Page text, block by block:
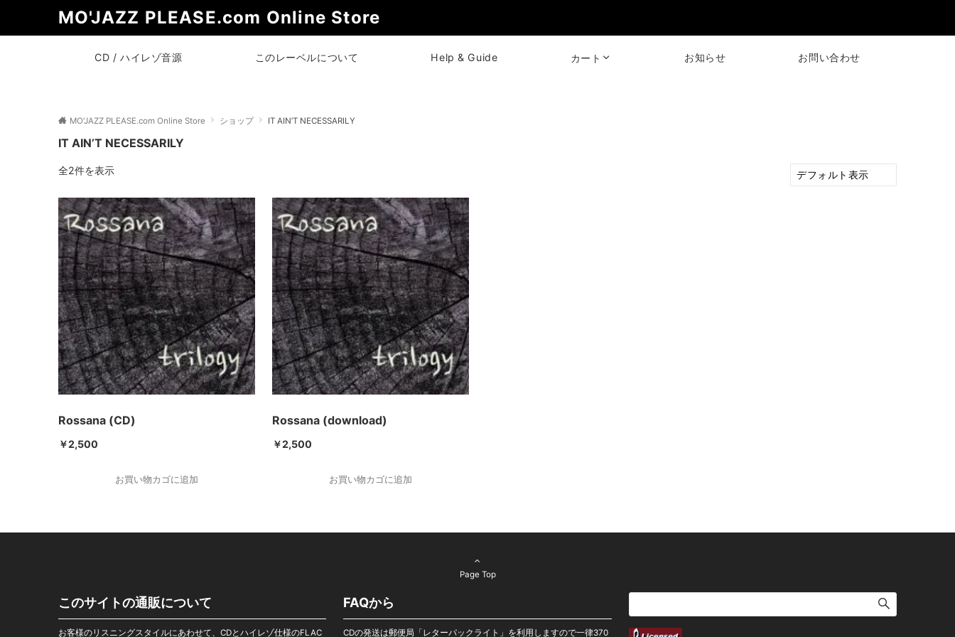
MO'JAZZ PLEASE.com Online Store
CD / ハイレゾ音源 このレーベルについて Help & Guide カート お知らせ お問い合わせ
MO'JAZZ PLEASE.com Online Store ショップ IT AIN’T NECESSARILY
IT AIN’T NECESSARILY
全2件を表示
Rossana (CD)
￥2,500
お買い物カゴに追加
Rossana (download)
￥2,500
お買い物カゴに追加
Page Top
このサイトの通販について
お客様のリスニングスタイルにあわせて、CDとハイレゾ仕様のFLAC
FAQから
CDの発送は郵便局「レターパックライト」を利用しますので一律370